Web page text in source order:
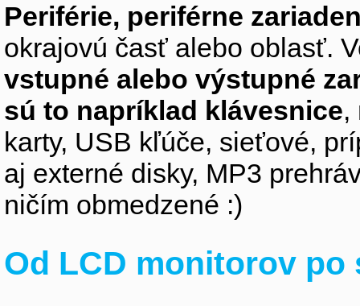
Periférie, periférne
okrajovú časť alebo oblasť.
vstupné alebo výstupné
sú to napríklad klávesnice,
karty, USB kľúče, sieťové,
aj externé disky, MP3
ničím obmedzené :)
Od LCD monitorov